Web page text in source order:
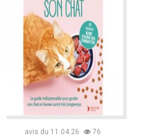
avis du 11.04.26 76